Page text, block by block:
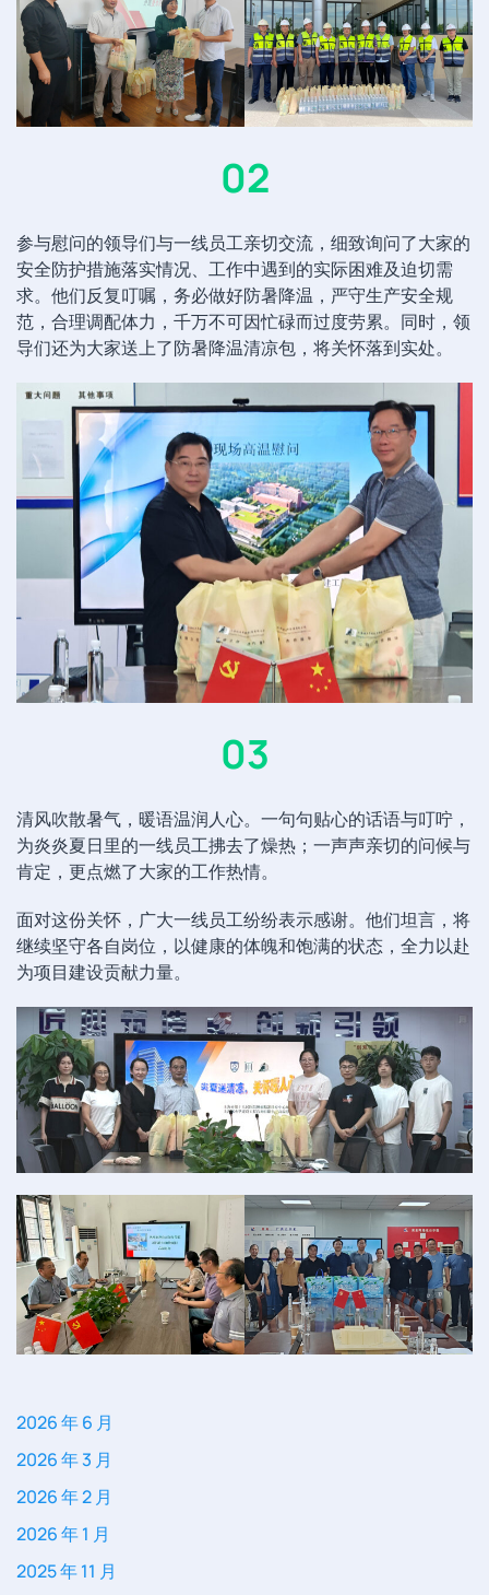
02
参与慰问的领导们与一线员工亲切交流，细致询问了大家的
安全防护措施落实情况、工作中遇到的实际困难及迫切需
求。他们反复叮嘱，务必做好防暑降温，严守生产安全规
范，合理调配体力，千万不可因忙碌而过度劳累。同时，领
导们还为大家送上了防暑降温清凉包，将关怀落到实处。
03
清风吹散暑气，暖语温润人心。一句句贴心的话语与叮咛，
为炎炎夏日里的一线员工拂去了燥热；一声声亲切的问候与
肯定，更点燃了大家的工作热情。
面对这份关怀，广大一线员工纷纷表示感谢。他们坦言，将
继续坚守各自岗位，以健康的体魄和饱满的状态，全力以赴
为项目建设贡献力量。
2026 年 6 月
2026 年 3 月
2026 年 2 月
2026 年 1 月
2025 年 11 月